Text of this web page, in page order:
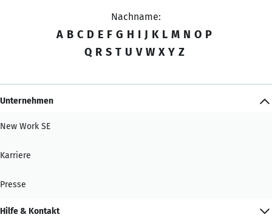
Nachname:
A B C D E F G H I J K L M N O P
Q R S T U V W X Y Z
Unternehmen
New Work SE
Karriere
Presse
Hilfe & Kontakt